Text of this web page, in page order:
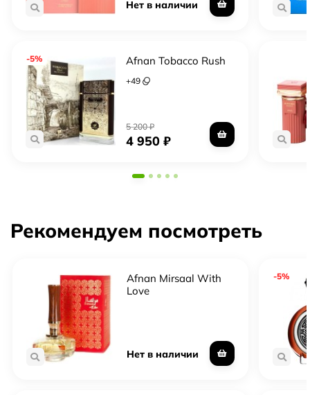
Нет в наличии
-5% Afnan Tobacco Rush
+49
5 200₽
4 950₽
Рекомендуем посмотреть
Afnan Mirsaal With
Love
Нет в наличии
-5%